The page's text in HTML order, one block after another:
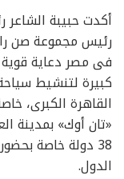
أكدت حبيبة الشاعر
رئيس مجموعة صن
فى مصر دعاية
كبيرة لتنشيط
القاهرة الكبرى،
«تان أوك» بمدينة
الدول.